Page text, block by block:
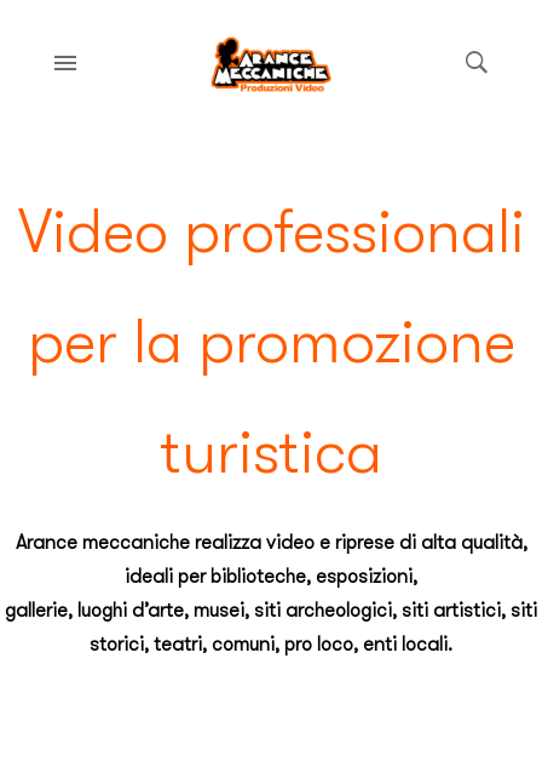
Video professionali
per la promozione
turistica
Arance meccaniche realizza video e riprese di alta qualità,
ideali per biblioteche, esposizioni,
gallerie, luoghi d’arte, musei, siti archeologici, siti artistici, siti
storici, teatri, comuni, pro loco, enti locali.